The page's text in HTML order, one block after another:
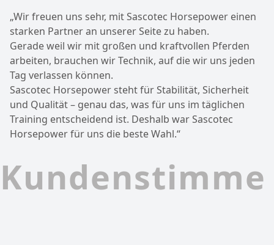
„Wir freuen uns sehr, mit Sascotec Horsepower einen
starken Partner an unserer Seite zu haben.
Gerade weil wir mit großen und kraftvollen Pferden
arbeiten, brauchen wir Technik, auf die wir uns jeden
Tag verlassen können.
Sascotec Horsepower steht für Stabilität, Sicherheit
und Qualität – genau das, was für uns im täglichen
Training entscheidend ist. Deshalb war Sascotec
Horsepower für uns die beste Wahl.“
Kundenstimme